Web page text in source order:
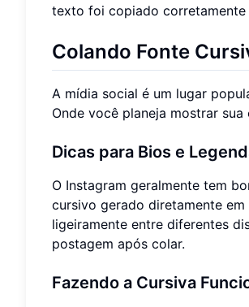
texto foi copiado corretamente
Colando Fonte
A mídia social é um lugar
Onde você planeja mostrar
Dicas para Bios e
O Instagram geralmente tem
cursivo gerado diretamente
ligeiramente entre diferentes
postagem após colar.
Fazendo a Cursiva